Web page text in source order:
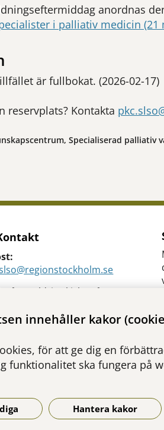
innehåller kakor
för att ge dig en
funktionalitet ska fungera på
Hantera kakor
anordnas
i palliativ medicin (21
är fullbokat. (2026-02-17)
reservplats? Kontakta
Specialiserad palliativ
på att aldrig skicka något
post.